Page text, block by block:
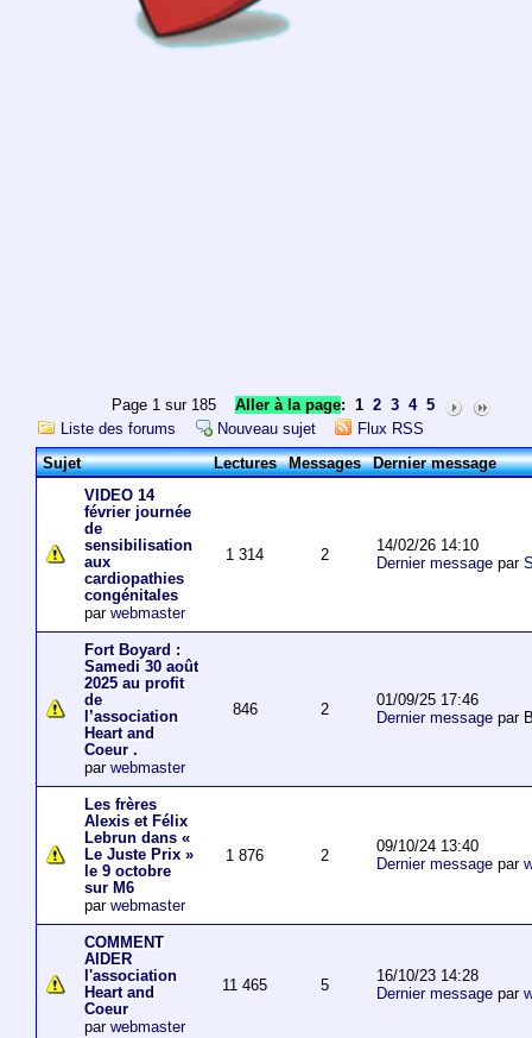
Page 1 sur 185Aller à la page: 1 2 3 4 5
Liste des forums
Nouveau sujet
Flux RSS
Sujet
Lectures Messages Dernier message
VIDEO 14
février journée
de
sensibilisation
aux
cardiopathies
congénitales
par webmaster
1 314 2
14/02/26 14:10
Dernier messagepar
Fort Boyard :
Samedi 30 août
2025 au profit
de
l’association
Heart and
Coeur .
par webmaster
846 2
01/09/25 17:46
Dernier messagepar
Les frères
Alexis et Félix
Lebrun dans «
Le Juste Prix »
le 9 octobre
sur M6
par webmaster
1 876 2
09/10/24 13:40
Dernier messagepar
COMMENT
AIDER
l'association
Heart and
Coeur
par webmaster
11 465 5
16/10/23 14:28
Dernier messagepar